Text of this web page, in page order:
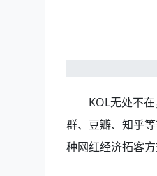
KOL无处不
群、豆瓣、知乎
种网红经济拓客方